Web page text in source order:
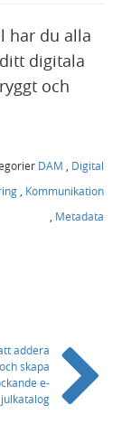
har du alla
digitala
och
DAM
Digital
Kommunikation
Metadata
addera
skapa
e-
julkatalog